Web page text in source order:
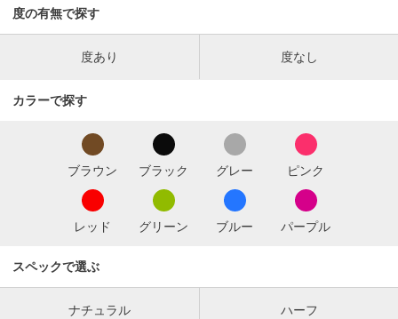
度の有無で探す
度あり 度なし
カラーで探す
ブラウン ブラック グレー ピンク
レッド グリーン ブルー パープル
スペックで選ぶ
ナチュラル ハーフ